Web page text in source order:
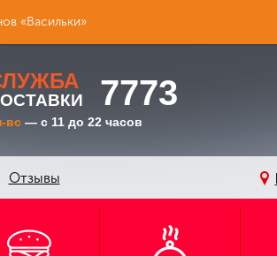
«Васильки»
7773
вс— с 11 до 22 часов
Отзывы